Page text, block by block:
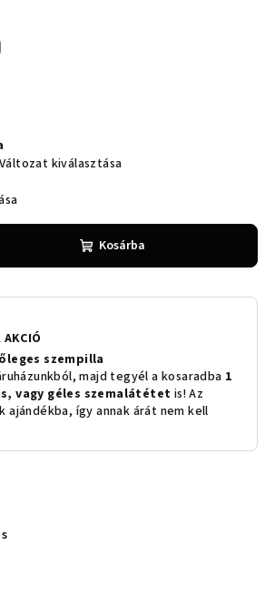
Változat kiválasztása
Kosárba
szempilla
majd tegyél a kosaradba 1
vagy géles szemalátétet is! Az
ajándékba, így annak árát nem kell